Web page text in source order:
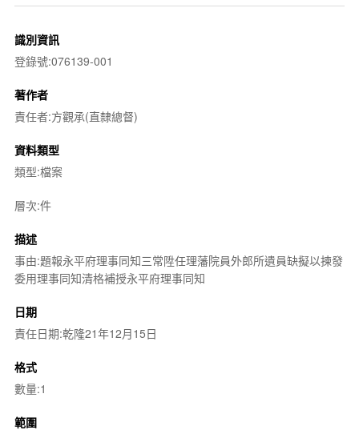
識別資訊
登錄號:076139-001
著作者
責任者:方觀承(直隸總督)
資料類型
類型:檔案
層次:件
描述
事由:題報永平府理事同知三常陞任理藩院員外郎所遺員缺擬以揀發
委用理事同知清格補授永平府理事同知
日期
責任日期:乾隆21年12月15日
格式
數量:1
範圍